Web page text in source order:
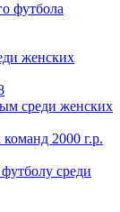
футбола
женских
среди женских
2000 г.р.
среди